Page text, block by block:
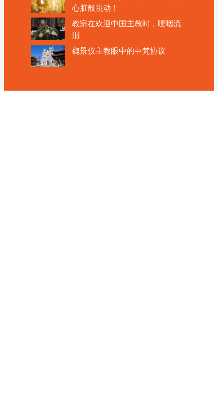
心脏般跳动！
教宗在欢迎中国主教时，哽咽流
泪
魏景仪主教眼中的中梵协议